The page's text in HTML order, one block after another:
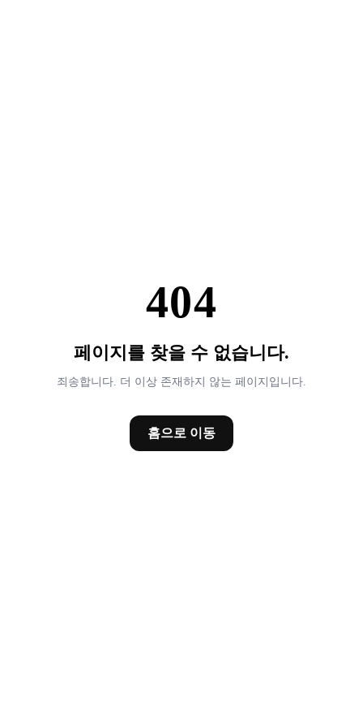
404
페이지를 찾을 수 없습니다.
죄송합니다. 더 이상 존재하지 않는 페이지입니다.
홈으로 이동